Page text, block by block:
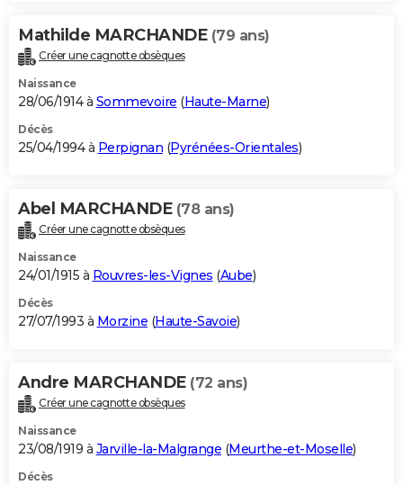
Mathilde MARCHANDE (79 ans)
Créer une cagnotte obsèques
Naissance
28/06/1914 à Sommevoire (Haute-Marne)
Décès
25/04/1994 à Perpignan (Pyrénées-Orientales)
Abel MARCHANDE (78 ans)
Créer une cagnotte obsèques
Naissance
24/01/1915 à Rouvres-les-Vignes (Aube)
Décès
27/07/1993 à Morzine (Haute-Savoie)
Andre MARCHANDE (72 ans)
Créer une cagnotte obsèques
Naissance
23/08/1919 à Jarville-la-Malgrange (Meurthe-et-Moselle)
Décès